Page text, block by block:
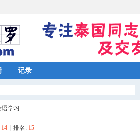
记录
语学习
14 排名: 15